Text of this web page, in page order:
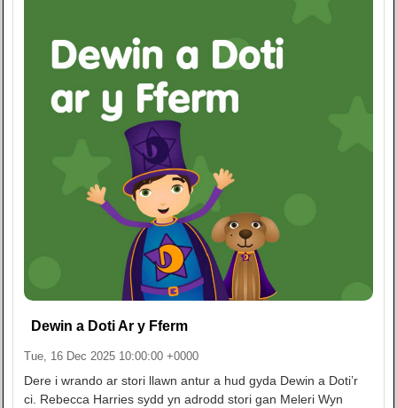
Dewin a Doti Ar y Fferm
Tue, 16 Dec 2025 10:00:00 +0000
Dere i wrando ar stori llawn antur a hud gyda Dewin a Doti’r
ci. Rebecca Harries sydd yn adrodd stori gan Meleri Wyn